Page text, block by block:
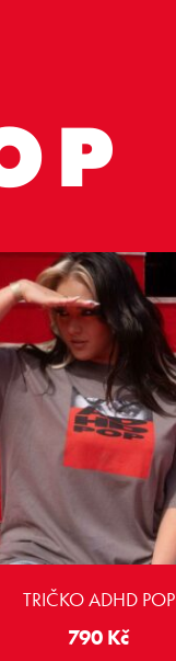
TRIČKO ADHD POP
790 Kč